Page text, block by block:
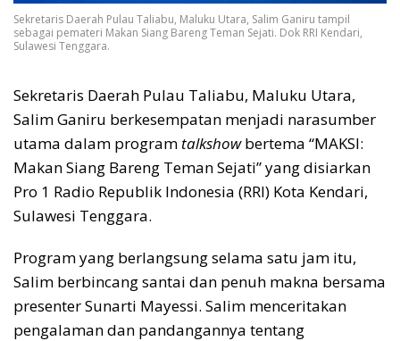
Sekretaris Daerah Pulau Taliabu, Maluku Utara, Salim Ganiru tampil
sebagai pemateri Makan Siang Bareng Teman Sejati. Dok RRI Kendari,
Sulawesi Tenggara.
Sekretaris Daerah Pulau Taliabu, Maluku Utara,
Salim Ganiru berkesempatan menjadi narasumber
utama dalam program talkshowbertema “MAKSI:
Makan Siang Bareng Teman Sejati” yang disiarkan
Pro 1 Radio Republik Indonesia (RRI) Kota Kendari,
Sulawesi Tenggara.
Program yang berlangsung selama satu jam itu,
Salim berbincang santai dan penuh makna bersama
presenter Sunarti Mayessi. Salim menceritakan
pengalaman dan pandangannya tentang